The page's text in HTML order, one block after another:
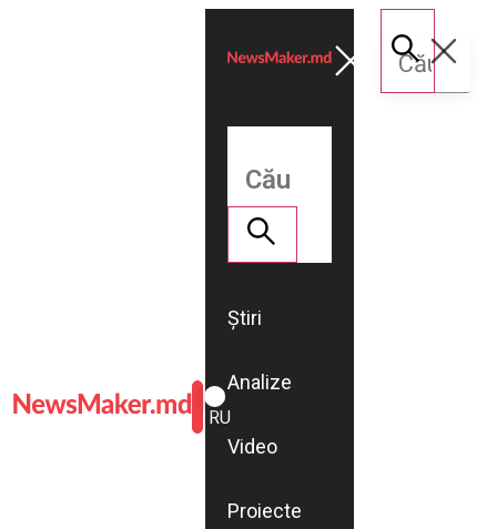
ROMÂNĂ
RU
Știri
Analize
Video
Proiecte